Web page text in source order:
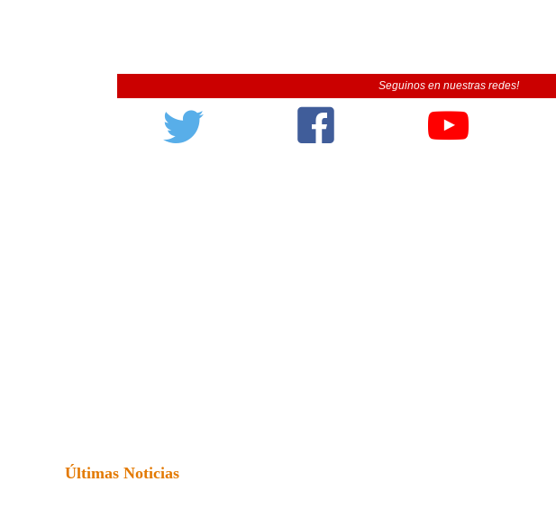
Seguinos en nuestras redes!
Últimas Noticias